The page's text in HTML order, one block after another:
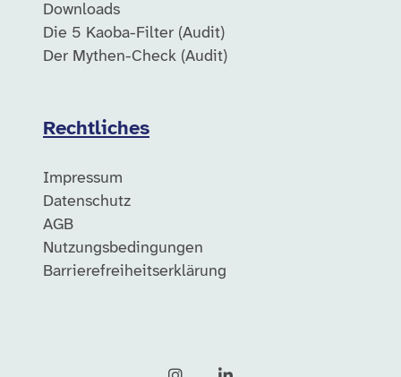
Downloads
Die 5 Kaoba-Filter (Audit)
Der Mythen-Check (Audit)
Rechtliches
Impressum
Datenschutz
AGB
Nutzungsbedingungen
Barrierefreiheitserklärung